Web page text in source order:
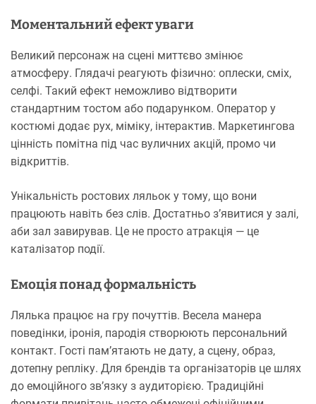
Моментальний ефект уваги
Великий персонаж на сцені миттєво змінює
атмосферу. Глядачі реагують фізично: оплески, сміх,
селфі. Такий ефект неможливо відтворити
стандартним тостом або подарунком. Оператор у
костюмі додає рух, міміку, інтерактив. Маркетингова
цінність помітна під час вуличних акцій, промо чи
відкриттів.
Унікальність ростових ляльок у тому, що вони
працюють навіть без слів. Достатньо з’явитися у залі,
аби зал завирував. Це не просто атракція — це
каталізатор події.
Емоція понад формальність
Лялька працює на гру почуттів. Весела манера
поведінки, іронія, пародія створюють персональний
контакт. Гості пам’ятають не дату, а сцену, образ,
дотепну репліку. Для брендів та організаторів це шлях
до емоційного зв’язку з аудиторією. Традиційні